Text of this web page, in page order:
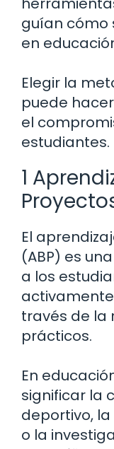
guían cómo
en
Elegir la
puede
el
estudiantes.
1
El
(ABP) es
a los
través de la
prácticos.
En
significar la
deportivo,
o la